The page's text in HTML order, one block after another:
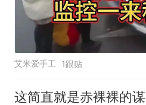
艾米爱手工 1跟贴
这简直就是赤裸裸的谋